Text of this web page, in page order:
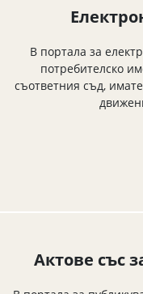
В портала за
потребителско
съответния съд,
Актове със